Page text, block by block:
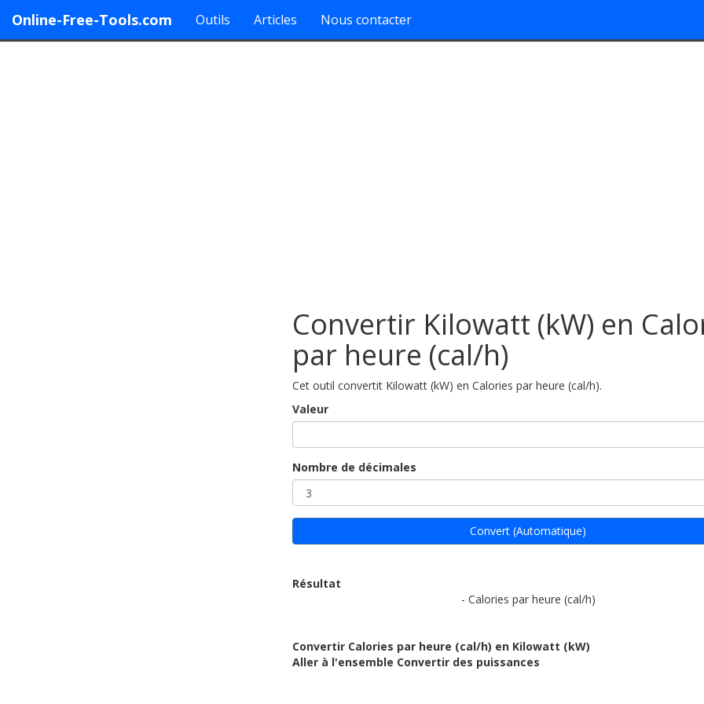
Online-Free-Tools.com Outils Articles Nous contacter
Convertir Kilowatt (kW) en
par heure (cal/h)
Cet outil convertit Kilowatt (kW) en Calories par heure (cal/h).
Valeur
Nombre de décimales
Convert (Automatique)
Résultat
- Calories par heure (cal/h)
Convertir Calories par heure (cal/h) en Kilowatt (kW)
Aller à l'ensemble Convertir des puissances